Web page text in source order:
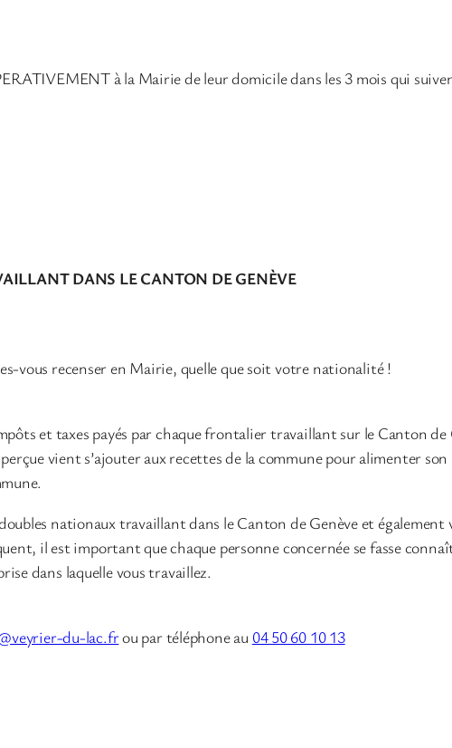
à la Mairie de leur domicile dans les 3 mois qui
DANS LE CANTON DE GENÈVE
vous recenser en Mairie, quelle que soit votre nationalité !
et taxes payés par chaque frontalier travaillant sur le Canton de
vient s’ajouter aux recettes de la commune pour alimenter
nationaux travaillant dans le Canton de Genève et également
il est important que chaque personne concernée se fasse
dans laquelle vous travaillez.
du-lac.frou par téléphone au 04 50 60 10 13